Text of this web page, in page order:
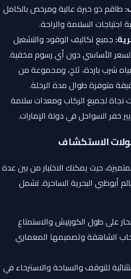
طاقم ذو خبرة عالية ومرخص بالكامل
احتياجات السلامة والراحة.
جميع تكاليف الوقود والتشغيل
الأساسي دون أي رسوم مخفية.
شرب باردة، ثلج، ومجموعة من
متوفرة طوال مدة الرحلة.
لجميع الركاب ومعدات سلامة
خفر السواحل في دولة الإمارات.
الاستكشاف
حيث يمكنك الاختيار من بين عدة
أبوظبي البحرية الساحرة. تشمل
على طول الكورنيش والاستمتاع
الشاهقة وتصميمها المعماري
للتوقف والسباحة والاسترخاء في